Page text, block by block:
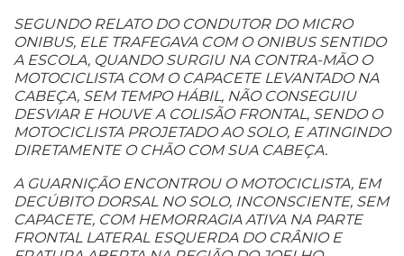
SEGUNDO RELATO DO CONDUTOR DO MICRO
ONIBUS, ELE TRAFEGAVA COM O ONIBUS SENTIDO
A ESCOLA, QUANDO SURGIU NA CONTRA-MÃO O
MOTOCICLISTA COM O CAPACETE LEVANTADO NA
CABEÇA, SEM TEMPO HÁBIL, NÃO CONSEGUIU
DESVIAR E HOUVE A COLISÃO FRONTAL, SENDO O
MOTOCICLISTA PROJETADO AO SOLO, E ATINGINDO
DIRETAMENTE O CHÃO COM SUA CABEÇA.
A GUARNIÇÃO ENCONTROU O MOTOCICLISTA, EM
DECÚBITO DORSAL NO SOLO, INCONSCIENTE, SEM
CAPACETE, COM HEMORRAGIA ATIVA NA PARTE
FRONTAL LATERAL ESQUERDA DO CRÂNIO E